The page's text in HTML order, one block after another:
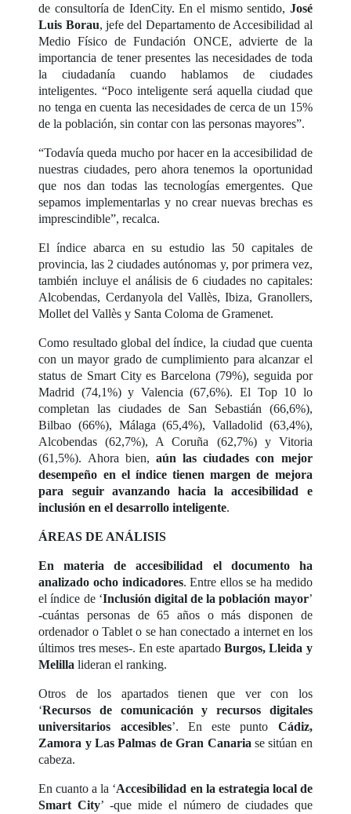
de consultoría de IdenCity. En el mismo sentido, José
Luis Borau, jefe del Departamento de Accesibilidad al
Medio Físico de Fundación ONCE, advierte de la
importancia de tener presentes las necesidades de toda
la ciudadanía cuando hablamos de ciudades
inteligentes. “Poco inteligente será aquella ciudad que
no tenga en cuenta las necesidades de cerca de un 15%
de la población, sin contar con las personas mayores”.
“Todavía queda mucho por hacer en la accesibilidad de
nuestras ciudades, pero ahora tenemos la oportunidad
que nos dan todas las tecnologías emergentes. Que
sepamos implementarlas y no crear nuevas brechas es
imprescindible”, recalca.
El índice abarca en su estudio las 50 capitales de
provincia, las 2 ciudades autónomas y, por primera vez,
también incluye el análisis de 6 ciudades no capitales:
Alcobendas, Cerdanyola del Vallès, Ibiza, Granollers,
Mollet del Vallès y Santa Coloma de Gramenet.
Como resultado global del índice, la ciudad que cuenta
con un mayor grado de cumplimiento para alcanzar el
status de Smart City es Barcelona (79%), seguida por
Madrid (74,1%) y Valencia (67,6%). El Top 10 lo
completan las ciudades de San Sebastián (66,6%),
Bilbao (66%), Málaga (65,4%), Valladolid (63,4%),
Alcobendas (62,7%), A Coruña (62,7%) y Vitoria
(61,5%). Ahora bien, aún las ciudades con mejor
desempeño en el índice tienen margen de mejora
para seguir avanzando hacia la accesibilidad e
inclusión en el desarrollo inteligente.
ÁREAS DE ANÁLISIS
En materia de accesibilidad el documento ha
analizado ocho indicadores. Entre ellos se ha medido
el índice de ‘Inclusión digital de la población mayor’
-cuántas personas de 65 años o más disponen de
ordenador o Tablet o se han conectado a internet en los
últimos tres meses-. En este apartadoBurgos, Lleida y
Melilla lideran el ranking.
Otros de los apartados tienen que ver con los
‘Recursos de comunicación y recursos digitales
universitarios accesibles’. En este punto Cádiz,
Zamora y Las Palmas de Gran Canaria se sitúan en
cabeza.
En cuanto a la ‘Accesibilidad en la estrategia local de
Smart City’ -que mide el número de ciudades que